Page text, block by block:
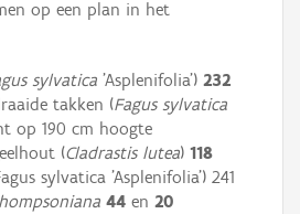
op een plan in het
sylvatica'Asplenifolia') 232
takken (Fagus sylvatica
op 190 cm hoogte
(Cladrastis lutea) 118
sylvatica 'Asplenifolia') 241
44en 20